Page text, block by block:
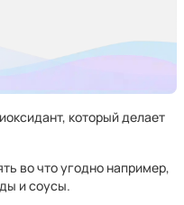
который делает
во что угодно например,
и соусы.